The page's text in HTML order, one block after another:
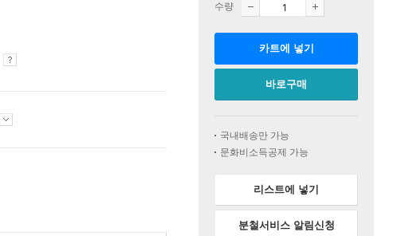
수량
카트에 넣기
바로구매
국내배송만 가능
문화비소득공제 가능
리스트에 넣기
분철서비스 알림신청